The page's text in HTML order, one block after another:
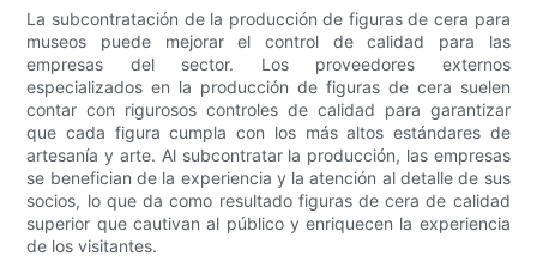
La subcontratación de la producción de figuras de cera para
museos puede mejorar el control de calidad para las
empresas del sector. Los proveedores externos
especializados en la producción de figuras de cera suelen
contar con rigurosos controles de calidad para garantizar
que cada figura cumpla con los más altos estándares de
artesanía y arte. Al subcontratar la producción, las empresas
se benefician de la experiencia y la atención al detalle de sus
socios, lo que da como resultado figuras de cera de calidad
superior que cautivan al público y enriquecen la experiencia
de los visitantes.